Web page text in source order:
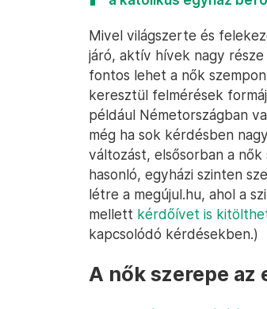
Mivel világszerte és
járó, aktív hívek nagy
fontos lehet a nők
keresztül felmérések
például Németországban
még ha sok kérdésben
változást, elsősorban a
hasonló, egyházi szinten
létre a megújul.hu, ahol a
mellett kérdőívet is
kapcsolódó kérdésekben.)
A nők szerepe az